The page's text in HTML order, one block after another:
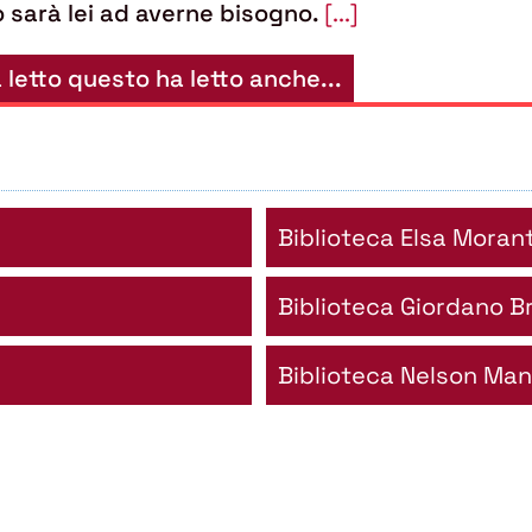
lei ad averne bisogno. [...]
letto questo ha letto anche...
Biblioteca Elsa
Biblioteca Giordano
Biblioteca Nelson